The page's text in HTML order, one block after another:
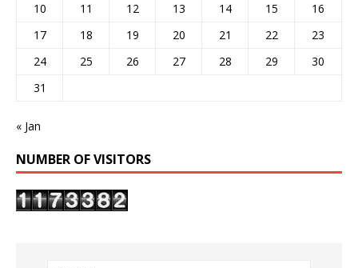
10
11 12 13 14 15
16
17
18 19 20 21 22
23
24
25 26 27 28 29
30
31
« Jan
NUMBER OF VISITORS